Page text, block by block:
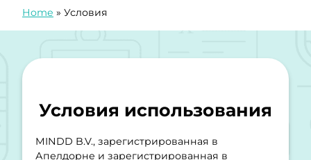
Home » Условия
Условия использования
MINDD B.V., зарегистрированная в
Апелдорне и зарегистрированная в